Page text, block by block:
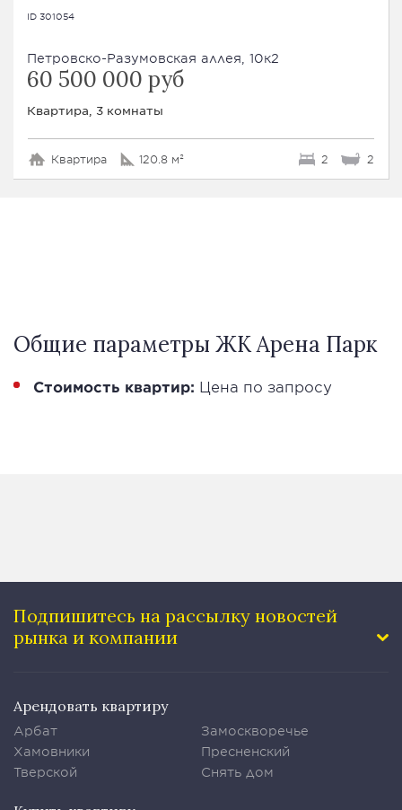
ID 301054
Петровско-Разумовская аллея, 10к2
60 500 000 руб
Квартира, 3 комнаты
Квартира 120.8 м² 2 2
Общие параметры ЖК Арена Парк
Стоимость квартир: Цена по запросу
Подпишитесь на рассылку новостей
рынка и компании
Арендовать квартиру
Арбат
Хамовники
Тверской
Замоскворечье
Пресненский
Снять дом